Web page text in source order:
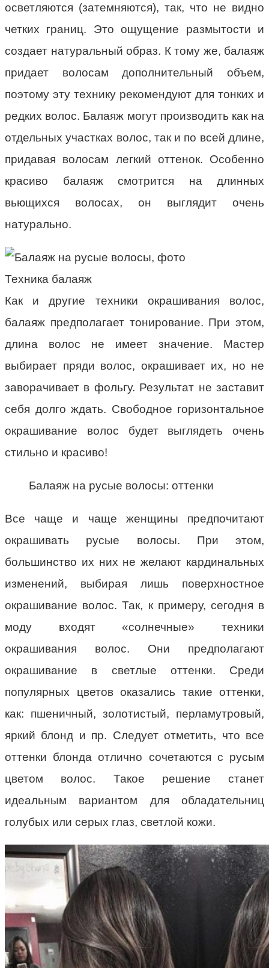
осветляются (затемняются), так, что не видно
четких границ. Это ощущение размытости и
создает натуральный образ. К тому же, балаяж
придает волосам дополнительный объем,
поэтому эту технику рекомендуют для тонких и
редких волос. Балаяж могут производить как на
отдельных участках волос, так и по всей длине,
придавая волосам легкий оттенок. Особенно
красиво балаяж смотрится на длинных
вьющихся волосах, он выглядит очень
натурально.
Техника балаяж
Как и другие техники окрашивания волос,
балаяж предполагает тонирование. При этом,
длина волос не имеет значение. Мастер
выбирает пряди волос, окрашивает их, но не
заворачивает в фольгу. Результат не заставит
себя долго ждать. Свободное горизонтальное
окрашивание волос будет выглядеть очень
стильно и красиво!
Балаяж на русые волосы: оттенки
Все чаще и чаще женщины предпочитают
окрашивать русые волосы. При этом,
большинство их них не желают кардинальных
изменений, выбирая лишь поверхностное
окрашивание волос. Так, к примеру, сегодня в
моду входят «солнечные» техники
окрашивания волос. Они предполагают
окрашивание в светлые оттенки. Среди
популярных цветов оказались такие оттенки,
как: пшеничный, золотистый, перламутровый,
яркий блонд и пр. Следует отметить, что все
оттенки блонда отлично сочетаются с русым
цветом волос. Такое решение станет
идеальным вариантом для обладательниц
голубых или серых глаз, светлой кожи.